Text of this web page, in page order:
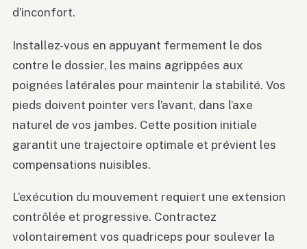
d’inconfort.
Installez-vous en appuyant fermement le dos
contre le dossier, les mains agrippées aux
poignées latérales pour maintenir la stabilité. Vos
pieds doivent pointer vers l’avant, dans l’axe
naturel de vos jambes. Cette position initiale
garantit une trajectoire optimale et prévient les
compensations nuisibles.
L’exécution du mouvement requiert une extension
contrôlée et progressive. Contractez
volontairement vos quadriceps pour soulever la